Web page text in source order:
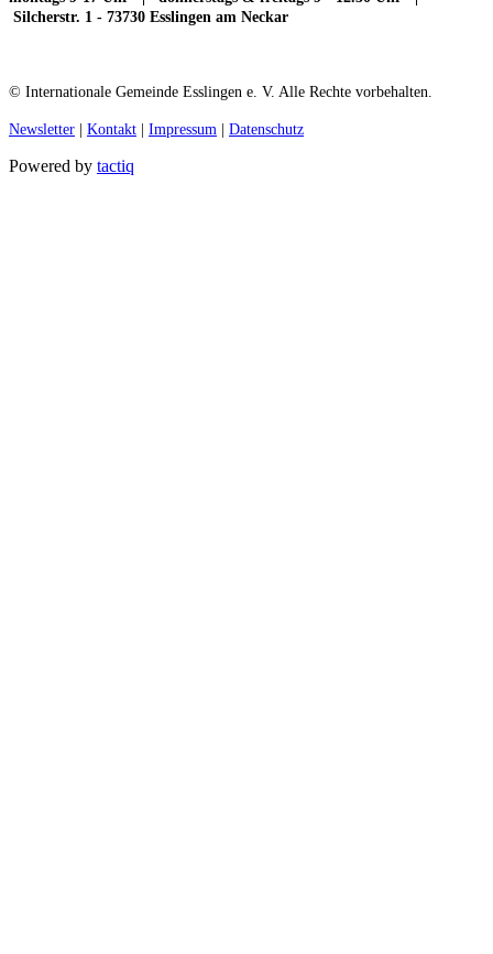
Silcherstr. 1 - 73730 Esslingen am Neckar
© Internationale Gemeinde Esslingen e. V. Alle Rechte vorbehalten.
Newsletter | Kontakt | Impressum | Datenschutz
Powered by tactiq